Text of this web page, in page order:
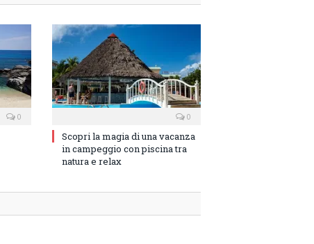
0 0
Scopri la magia di una vacanza
in campeggio con piscina tra
natura e relax